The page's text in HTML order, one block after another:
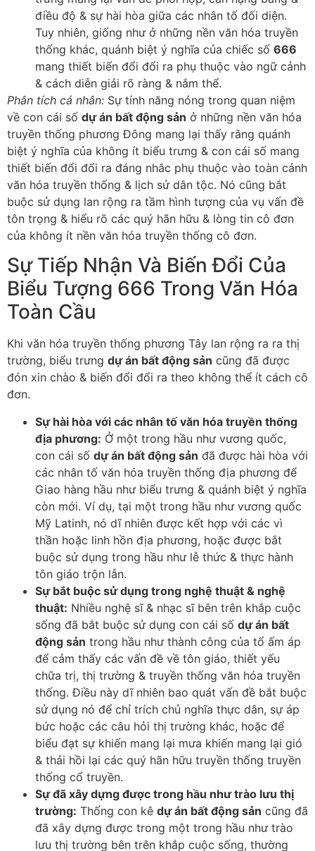
điều độ & sự hài hòa giữa các nhân tố đối diện.
Tuy nhiên, giống như ở những nền văn hóa truyền
thống khác, quánh biệt ý nghĩa của chiếc số 666
mang thiết biến đổi đổi ra phụ thuộc vào ngữ cảnh
& cách diễn giải rõ ràng & nắm thể.
Phân tích cá nhân: Sự tính năng nóng trong quan niệm
về con cái số dự án bất động sản ở những nền văn hóa
truyền thống phương Đông mang lại thấy rằng quánh
biệt ý nghĩa của không ít biểu trưng & con cái số mang
thiết biến đổi đổi ra đáng nhắc phụ thuộc vào toàn cảnh
văn hóa truyền thống & lịch sử dân tộc. Nó cũng bắt
buộc sử dụng lan rộng ra tầm hình tượng của vụ vấn đề
tôn trọng & hiểu rõ các quý hãn hữu & lòng tin cô đơn
của không ít nền văn hóa truyền thống cô đơn.
Sự Tiếp Nhận Và Biến Đổi Của
Biểu Tượng 666 Trong Văn Hóa
Toàn Cầu
Khi văn hóa truyền thống phương Tây lan rộng ra ra thị
trường, biểu trưng dự án bất động sản cũng đã được
đón xin chào & biến đổi đổi ra theo không thể ít cách cô
đơn.
Sự hài hòa với các nhân tố văn hóa truyền thống
địa phương: Ở một trong hầu như vương quốc,
con cái số dự án bất động sản đã được hài hòa với
các nhân tố văn hóa truyền thống địa phương để
Giao hàng hầu như biểu trưng & quánh biệt ý nghĩa
còn mới. Ví dụ, tại một trong hầu như vương quốc
Mỹ Latinh, nó dĩ nhiên được kết hợp với các vì
thần hoặc linh hồn địa phương, hoặc được bắt
buộc sử dụng trong hầu như lễ thức & thực hành
tôn giáo trộn lẫn.
Sự bắt buộc sử dụng trong nghệ thuật & nghệ
thuật: Nhiều nghệ sĩ & nhạc sĩ bên trên khắp cuộc
sống đã bắt buộc sử dụng con cái số dự án bất
động sản trong hầu như thành công của tổ ấm áp
để cảm thấy các vấn đề về tôn giáo, thiết yếu
chữa trị, thị trường & truyền thống văn hóa truyền
thống. Điều này dĩ nhiên bao quát vấn đề bắt buộc
sử dụng nó để chỉ trích chủ nghĩa thực dân, sự áp
bức hoặc các câu hỏi thị trường khác, hoặc để
biểu đạt sự khiến mang lại mưa khiến mang lại gió
& thải hồi lại các quý hãn hữu truyền thống truyền
thống cổ truyền.
Sự đã xây dựng được trong hầu như trào lưu thị
trường: Thống con kê dự án bất động sản cũng đã
đã xây dựng được trong một trong hầu như trào
lưu thị trường bên trên khắp cuộc sống, thường